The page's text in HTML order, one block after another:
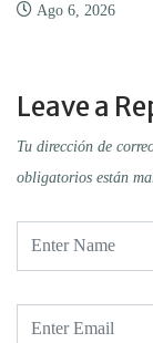
Ago 6, 2026
Leave a
Tu dirección de
obligatorios están